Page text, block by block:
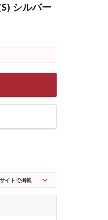
シルバー
サイトで掲載